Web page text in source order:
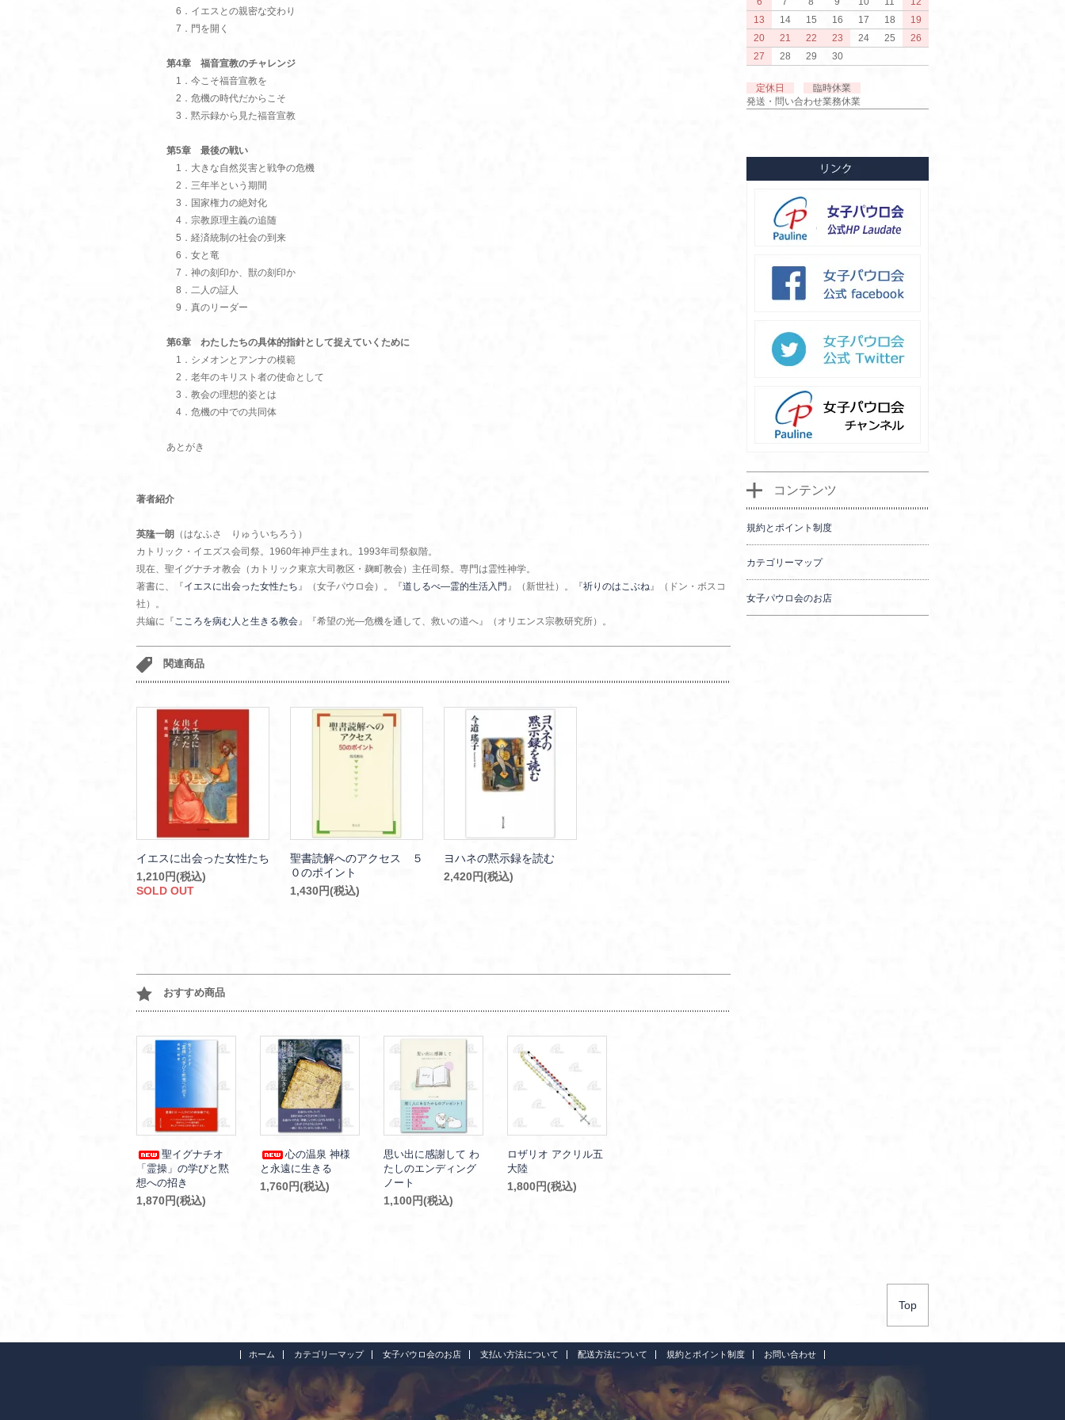
6．イエスとの親密な交わり
7．門を開く
第4章 福音宣教のチャレンジ
1．今こそ福音宣教を
2．危機の時代だからこそ
3．黙示録から見た福音宣教
第5章 最後の戦い
1．大きな自然災害と戦争の危機
2．三年半という期間
3．国家権力の絶対化
4．宗教原理主義の追随
5．経済統制の社会の到来
6．女と竜
7．神の刻印か、獣の刻印か
8．二人の証人
9．真のリーダー
第6章 わたしたちの具体的指針として捉えていくために
1．シメオンとアンナの模範
2．老年のキリスト者の使命として
3．教会の理想的姿とは
4．危機の中での共同体
あとがき
著者紹介
英隆一朗
（はなふさ りゅういちろう）
カトリック・イエズス会司祭。1960年神戸生まれ。1993年司祭叙階。
現在、聖イグナチオ教会（カトリック東京大司教区・麹町教会）主任司祭。専門は霊性神学。
著書に、『イエスに出会った女性たち 』（女子パウロ会）。『道しるべ―霊的生活入門 』（新世社）。『祈りのはこぶね』（ドン・ボスコ
社）。
共編に『こころを病む人と生きる教会』『希望の光―危機を通して、救いの道へ』（オリエンス宗教研究所）。
関連商品
イエスに出会った女性たち
1,210円(税込)
SOLD OUT
聖書読解へのアクセス ５
０のポイント
1,430円(税込)
ヨハネの黙示録を読む
2,420円(税込)
おすすめ商品
聖イグナチオ
「霊操」の学びと黙
想への招き
1,870円(税込)
心の温泉 神様
と永遠に生きる
1,760円(税込)
思い出に感謝して わ
たしのエンディング
ノート
1,100円(税込)
ロザリオ アクリル五
大陸
1,800円(税込)
13
14 15 16 17 18
19
20
21 22 23 24 25
26
27
28 29 30
定休日
臨時休業
発送・問い合わせ業務休業
コンテンツ
規約とポイント制度
カテゴリーマップ
女子パウロ会のお店
Top
ホーム カテゴリ一マップ 女子パウロ会のお店 支払い方法について 配送方法について 規約とポイント制度 お問い合わせ